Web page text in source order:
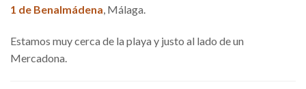
1 de Benalmádena, Málaga.
Estamos muy cerca de la playa y justo al lado de un
Mercadona.